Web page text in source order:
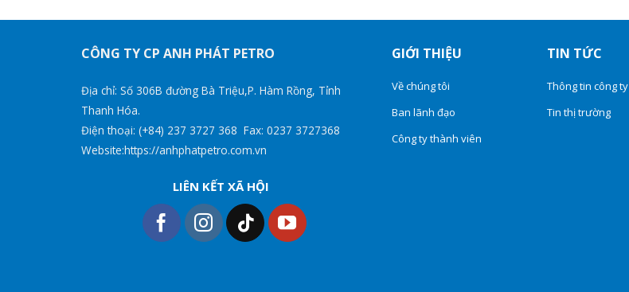
CÔNG TY CP ANH PHÁT PETRO
Địa chỉ: Số 306B đường Bà Triệu,P. Hàm Rồng, Tỉnh
Thanh Hóa.
Điện thoại: (+84) 237 3727 368 Fax: 0237 3727368
Website:https://anhphatpetro.com.vn
LIÊN KẾT XÃ HỘI
GIỚI THIỆU
Về chúng tôi
Ban lãnh đạo
Công ty thành viên
TIN TỨC
Thông tin công ty
Tin thị trường